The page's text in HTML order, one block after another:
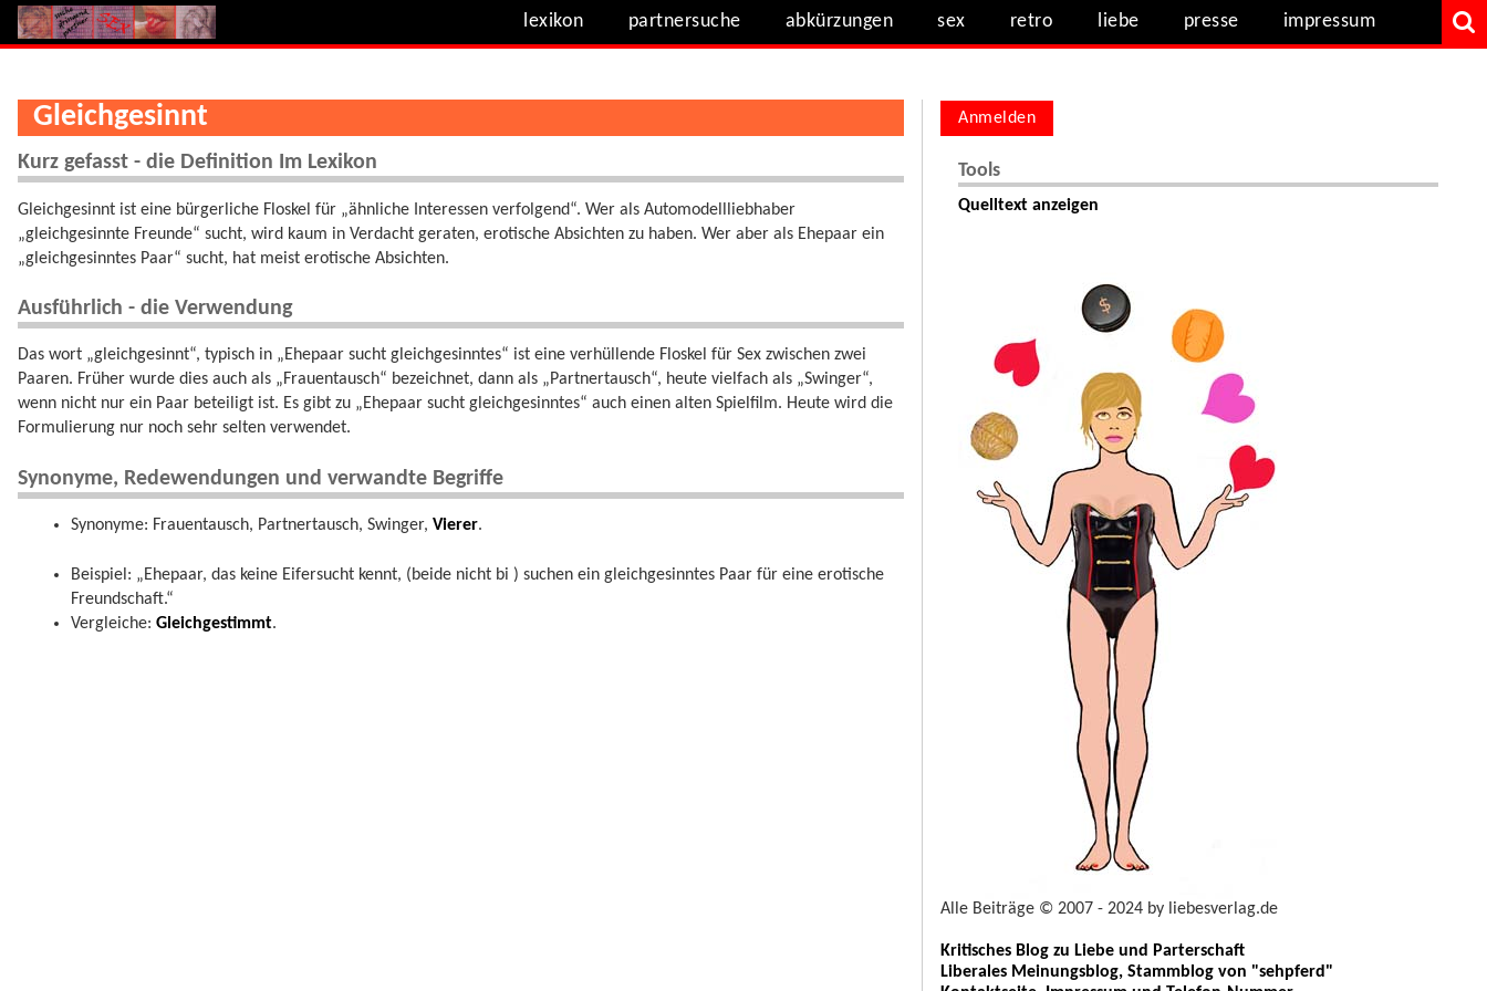
lexikon partnersuche abkürzungen sex retro liebe presse impressum
Gleichgesinnt
Kurz gefasst - die Definition Im Lexikon
Gleichgesinnt ist eine bürgerliche Floskel für „ähnliche Interessen verfolgend“. Wer als Automodellliebhaber
„gleichgesinnte Freunde“ sucht, wird kaum in Verdacht geraten, erotische Absichten zu haben. Wer aber als Ehepaar ein
„gleichgesinntes Paar“ sucht, hat meist erotische Absichten.
Ausführlich - die Verwendung
Das wort „gleichgesinnt“, typisch in „Ehepaar sucht gleichgesinntes“ ist eine verhüllende Floskel für Sex zwischen zwei
Paaren. Früher wurde dies auch als „Frauentausch“ bezeichnet, dann als „Partnertausch“, heute vielfach als „Swinger“,
wenn nicht nur ein Paar beteiligt ist. Es gibt zu „Ehepaar sucht gleichgesinntes“ auch einen alten Spielfilm. Heute wird die
Formulierung nur noch sehr selten verwendet.
Synonyme, Redewendungen und verwandte Begriffe
Synonyme: Frauentausch, Partnertausch, Swinger, Vierer.
Beispiel: „Ehepaar, das keine Eifersucht kennt, (beide nicht bi ) suchen ein gleichgesinntes Paar für eine erotische
Freundschaft.“
Vergleiche: Gleichgestimmt.
Anmelden
Tools
Quelltext anzeigen
Alle Beiträge © 2007 - 2024 by liebesverlag.de
Kritisches Blog zu Liebe und Parterschaft
Liberales Meinungsblog, Stammblog von "sehpferd"